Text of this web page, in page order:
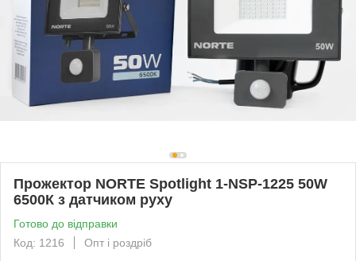
Прожектор NORTE Spotlight 1-NSP-1225 50W
6500К з датчиком руху
Готово до відправки
Код: 1216
Опт і роздріб